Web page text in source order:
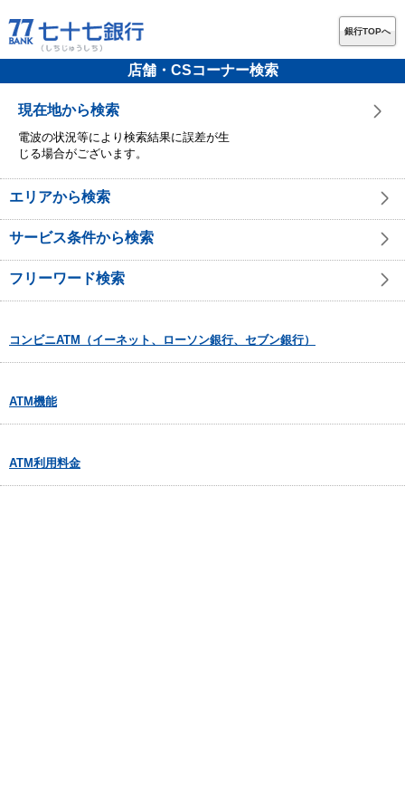
銀行TOPへ
店舗・CSコーナー検索
現在地から検索
電波の状況等により検索結果に誤差が生
じる場合がございます。
エリアから検索
サービス条件から検索
フリーワード検索
コンビニATM（イーネット、ローソン銀行、セブン銀行）
ATM機能
ATM利用料金